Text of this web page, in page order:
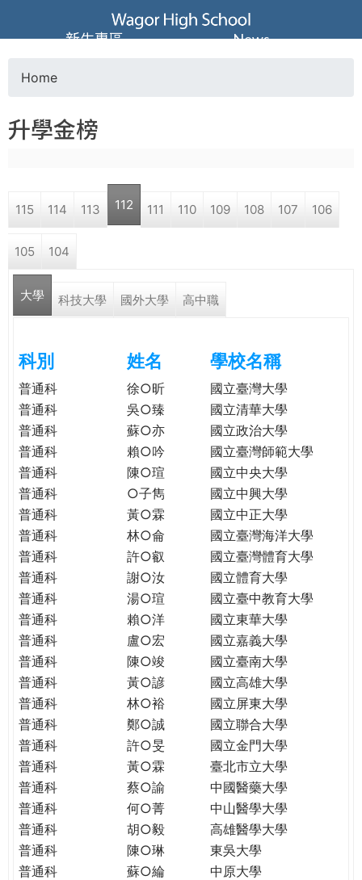
Jump to navigation
葳
格
高
學
格。
民。
WAGOR
TODAY
THE
WORLD
TOMORROW
PUTTING
YOU
THE
PATH
o
a
r
e
e
r
e
Home
升學金榜
115 114 113 112 111 110 109 108 107 106
105 104
大學 科技大學 國外大學 高中職
科別 姓名 學校名稱
普通科 徐○昕
國立臺灣大學
普通科
吳○臻
國立清華大學
普通科
蘇○亦
國立政治大學
普通科
賴○吟
國立臺灣師範大學
普通科
陳○瑄
國立中央大學
普通科
○子雋
國立中興大學
普通科
黃○霖
國立中正大學
普通科
林○侖
國立臺灣海洋大學
普通科
許○叡
國立臺灣體育大學
普通科
謝○汝
國立體育大學
普通科
湯○瑄
國立臺中教育大學
普通科
賴○洋
國立東華大學
普通科
盧○宏
國立嘉義大學
普通科
陳○竣
國立臺南大學
普通科
黃○諺
國立高雄大學
普通科
林○裕
國立屏東大學
普通科
鄭○誠
國立聯合大學
普通科
許○旻
國立金門大學
普通科
黃○霖
臺北市立大學
普通科
蔡○諭
中國醫藥大學
普通科
何○菁
中山醫學大學
普通科
胡○毅
高雄醫學大學
普通科
陳○琳
東吳大學
普通科
蘇○綸
中原大學
新生專區 News